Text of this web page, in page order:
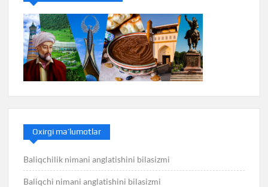
Oxirgi ma’lumotlar
Baliqchilik nimani anglatishini bilasizmi
Baliqchi nimani anglatishini bilasizmi